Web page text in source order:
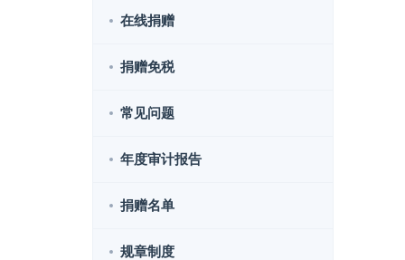
在线捐赠
捐赠免税
常见问题
年度审计报告
捐赠名单
规章制度